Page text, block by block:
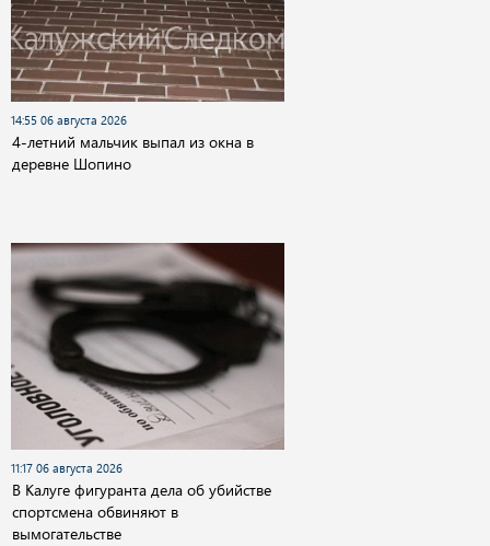
14:55 06 августа 2026
4-летний мальчик выпал из окна в
деревне Шопино
11:17 06 августа 2026
В Калуге фигуранта дела об убийстве
спортсмена обвиняют в
вымогательстве